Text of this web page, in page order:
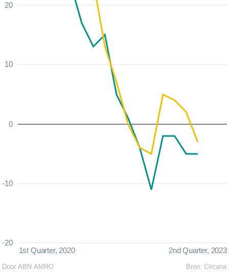
1st Quarter, 2020 2nd Quarter, 2023
-20
-10
0
10
20
Bron: Circana
Door ABN AMRO